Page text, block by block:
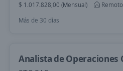
$ 1.017.828,00 (Mensual)
Remoto
Más de 30 días
Analista de Operaciones